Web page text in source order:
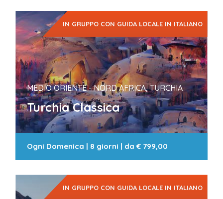
IN GRUPPO CON GUIDA LOCALE IN ITALIANO
MEDIO ORIENTE - NORD AFRICA, TURCHIA
Turchia Classica
Ogni Domenica | 8 giorni | da€ 799,00
IN GRUPPO CON GUIDA LOCALE IN ITALIANO